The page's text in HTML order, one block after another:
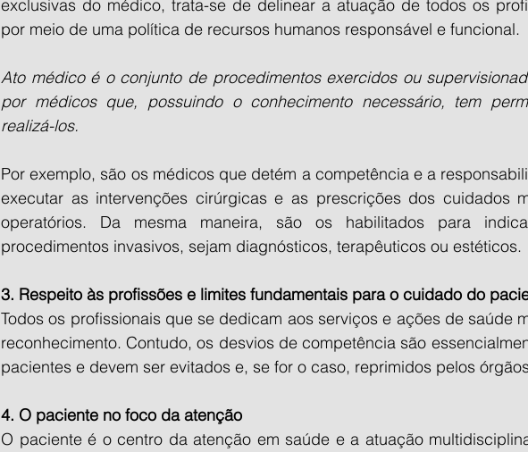
exclusivas do médico, trata-se de delinear a atuação de todos os
por meio de uma política de recursos humanos responsável e funcional.
Ato médico é o conjunto de procedimentos exercidos ou
por médicos que, possuindo o conhecimento necessário, tem
realizá-los.
Por exemplo, são os médicos que detém a competência e a
executar as intervenções cirúrgicas e as prescrições dos cuidados
operatórios. Da mesma maneira, são os habilitados para
procedimentos invasivos, sejam diagnósticos, terapêuticos ou estéticos.
3. Respeito às profissões e limites fundamentais para o cuidado do
Todos os profissionais que se dedicam aos serviços e ações de saúde
reconhecimento. Contudo, os desvios de competência são
pacientes e devem ser evitados e, se for o caso, reprimidos pelos
4. O paciente no foco da atenção
O paciente é o centro da atenção em saúde e a atuação